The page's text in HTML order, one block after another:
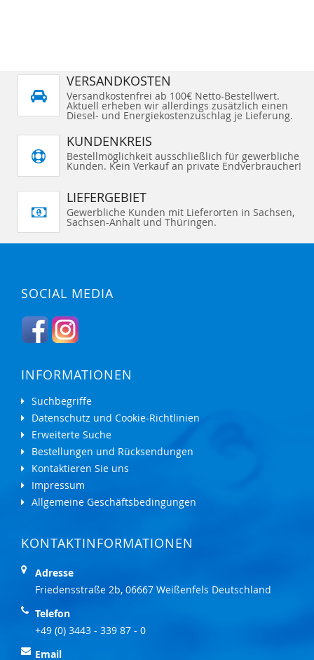
VERSANDKOSTEN
Versandkostenfrei ab 100€ Netto-Bestellwert.
Aktuell erheben wir allerdings zusätzlich einen
Diesel- und Energiekostenzuschlag je Lieferung.
KUNDENKREIS
Bestellmöglichkeit ausschließlich für gewerbliche
Kunden. Kein Verkauf an private Endverbraucher!
LIEFERGEBIET
Gewerbliche Kunden mit Lieferorten in Sachsen,
Sachsen-Anhalt und Thüringen.
SOCIAL MEDIA
INFORMATIONEN
Suchbegriffe
Datenschutz und Cookie-Richtlinien
Erweiterte Suche
Bestellungen und Rücksendungen
Kontaktieren Sie uns
Impressum
Allgemeine Geschäftsbedingungen
KONTAKTINFORMATIONEN
Adresse
Friedensstraße 2b, 06667 Weißenfels Deutschland
Telefon
+49 (0) 3443 - 339 87 - 0
Email